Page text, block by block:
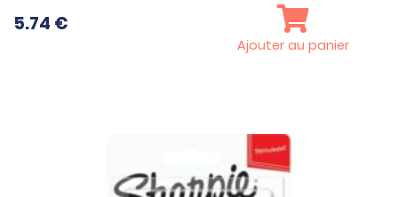
5.74 €
Ajouter au panier